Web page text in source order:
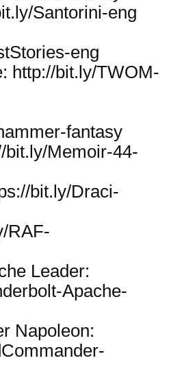
Santorini-eng
eng
http://bit.ly/TWOM-
fantasy
bit.ly/Memoir-44-
bit.ly/Draci-
RAF-
Leader:
Apache-
Napoleon: